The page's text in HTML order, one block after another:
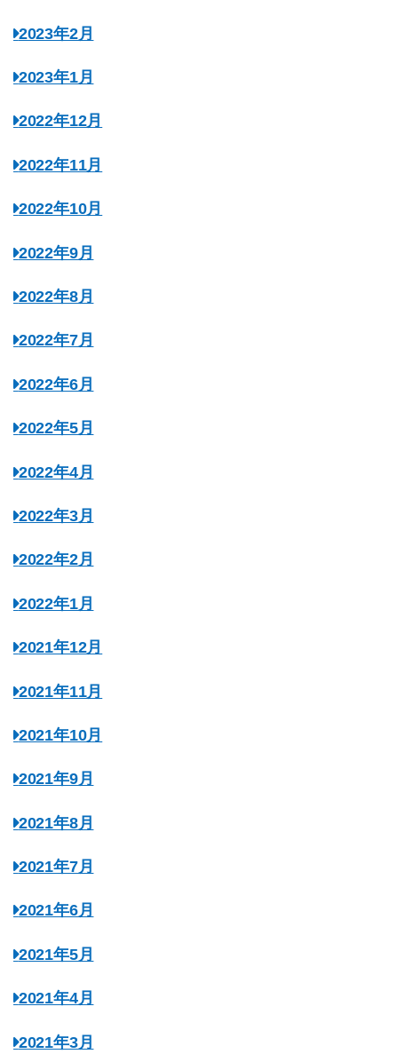
2023年2月
2023年1月
2022年12月
2022年11月
2022年10月
2022年9月
2022年8月
2022年7月
2022年6月
2022年5月
2022年4月
2022年3月
2022年2月
2022年1月
2021年12月
2021年11月
2021年10月
2021年9月
2021年8月
2021年7月
2021年6月
2021年5月
2021年4月
2021年3月